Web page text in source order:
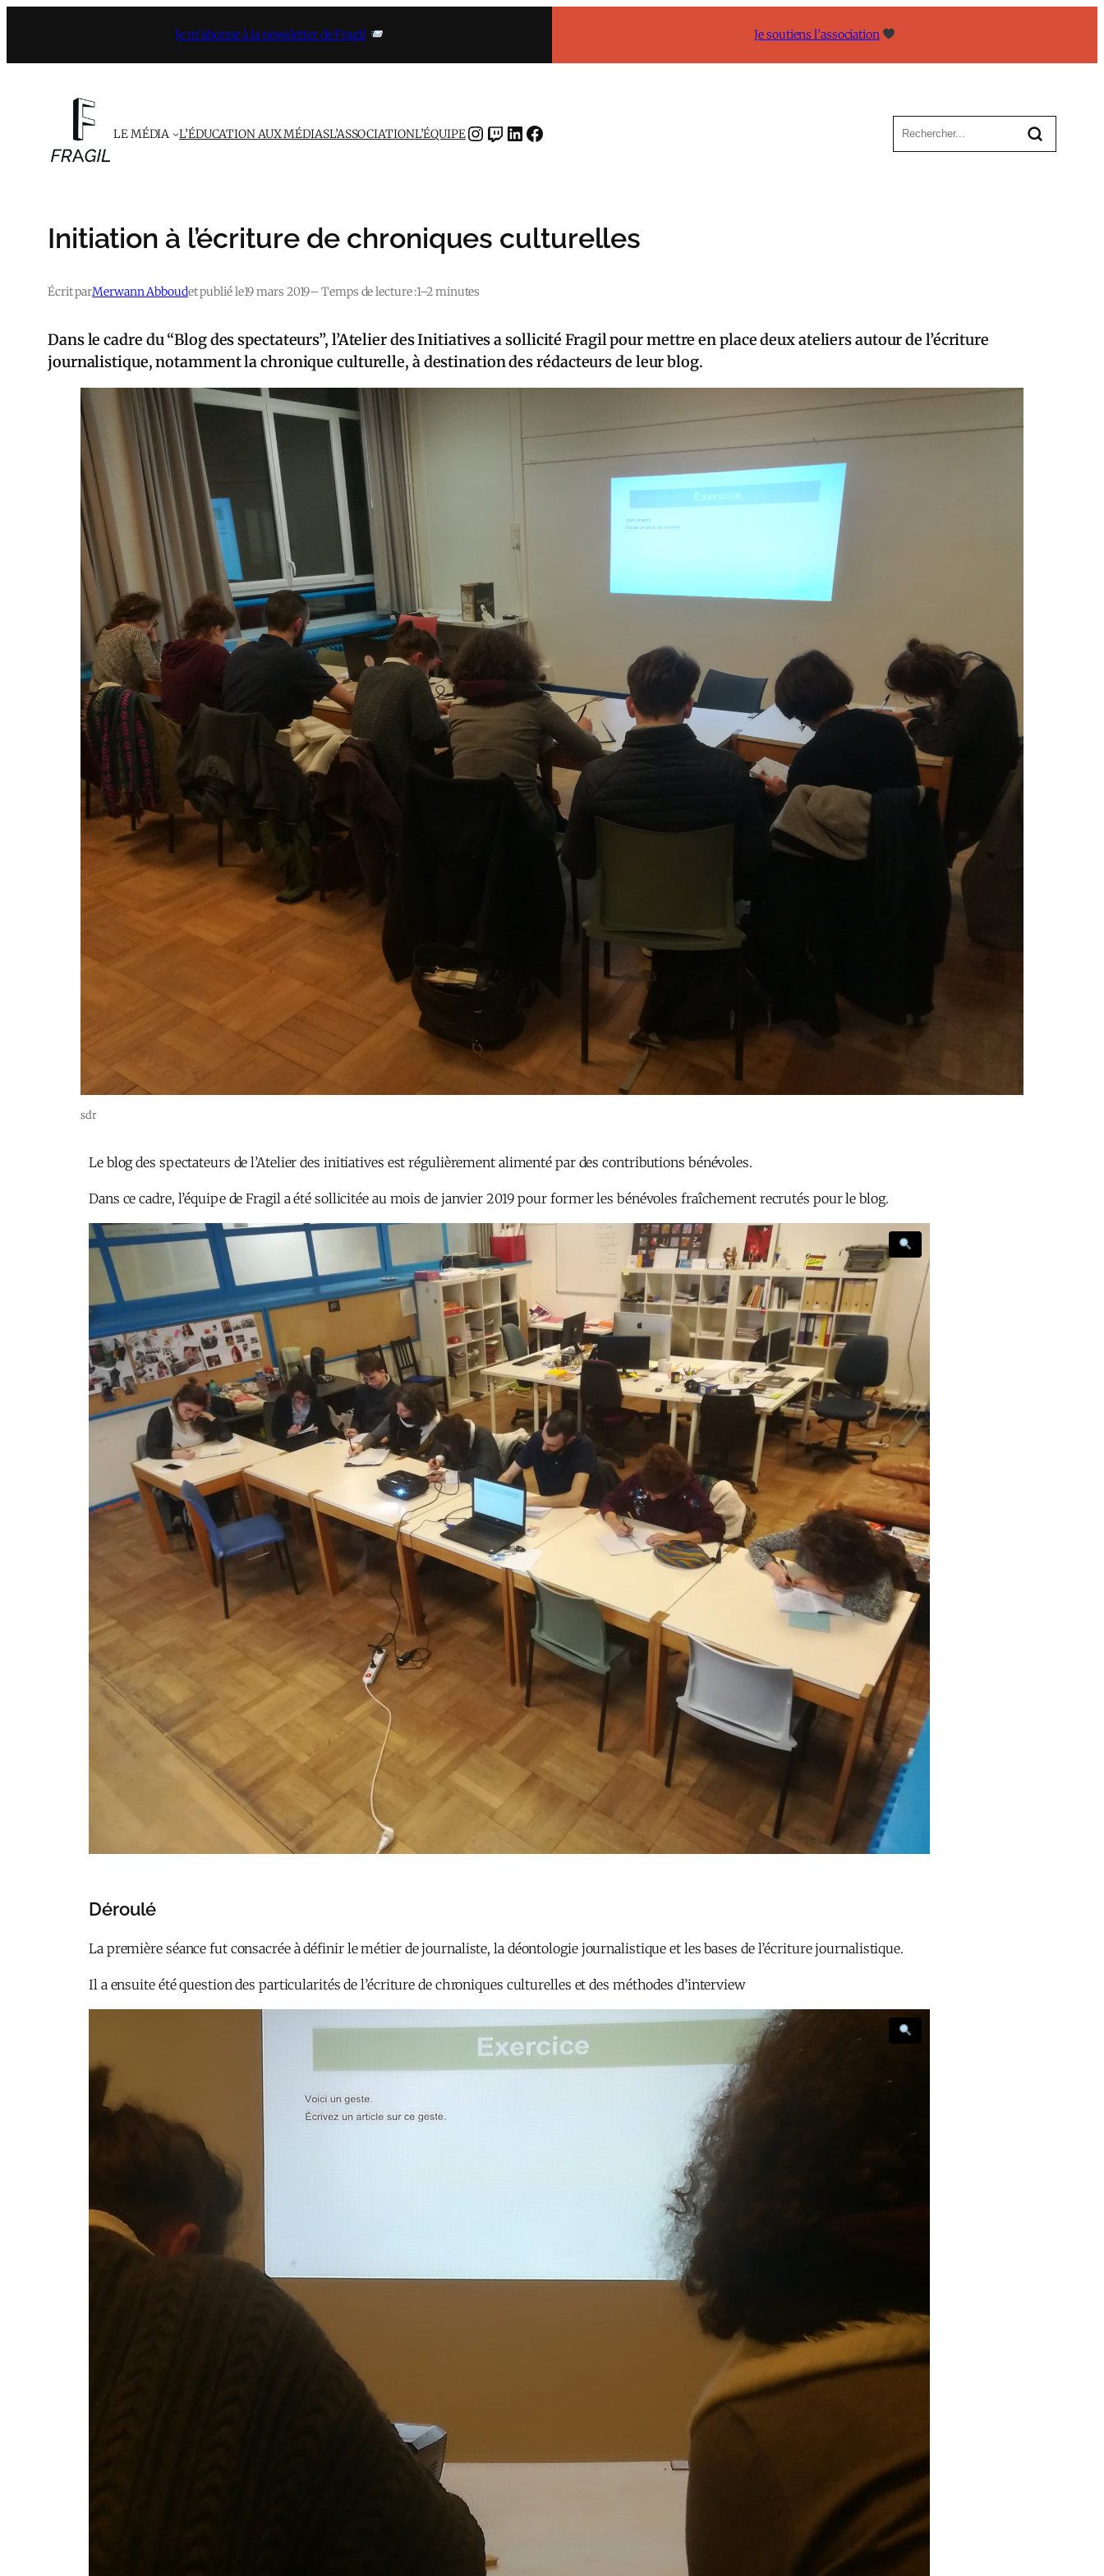
contenu
Je m’abonne à la newsletter de Fragil Je soutiens l’association
LE MÉDIA L’ÉDUCATION AUX MÉDIASL’ASSOCIATIONL’ÉQUIPEINSTAGRAMTWITCH LINKEDIN FACEBOOK
Initiation à l’écriture de chroniques culturelles
Écrit parMerwann Abboudet publié le19 mars 2019– Temps de lecture :1–2 minutes
Dans le cadre du “Blog des spectateurs”, l’Atelier des Initiatives a sollicité Fragil pour mettre en place deux ateliers autour de l’écriture
journalistique, notamment la chronique culturelle, à destination des rédacteurs de leur blog.
sdr
Le blog des spectateurs de l’Atelier des initiatives est régulièrement alimenté par des contributions bénévoles.
Dans ce cadre, l’équipe de Fragil a été sollicitée au mois de janvier 2019 pour former les bénévoles fraîchement recrutés pour le blog.
Déroulé
La première séance fut consacrée à définir le métier de journaliste, la déontologie journalistique et les bases de l’écriture journalistique.
Il a ensuite été question des particularités de l’écriture de chroniques culturelles et des méthodes d’interview